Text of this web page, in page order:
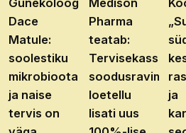
Günekoloog
Dace
Matule:
soolestiku
mikrobioota
ja naise
tervis on
Medison
Pharma
teatab:
Tervisekassa
soodusravimite
loetellu
lisati uus
ja